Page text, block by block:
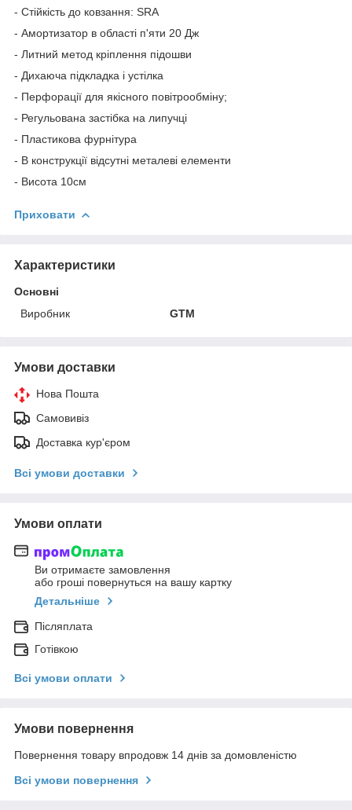
- Стійкість до ковзання: SRА
- Амортизатор в області п'яти 20 Дж
- Литний метод кріплення підошви
- Дихаюча підкладка і устілка
- Перфорації для якісного повітрообміну;
- Регульована застібка на липучці
- Пластикова фурнітура
- В конструкції відсутні металеві елементи
- Висота 10см
Приховати
Характеристики
Основні
Виробник
GTM
Умови доставки
Нова Пошта
Самовивіз
Доставка кур'єром
Всі умови доставки
Умови оплати
Ви отримаєте замовлення
або гроші повернуться на вашу картку
Детальніше
Післяплата
Готівкою
Всі умови оплати
Умови повернення
Повернення товару впродовж 14 днів за домовленістю
Всі умови повернення